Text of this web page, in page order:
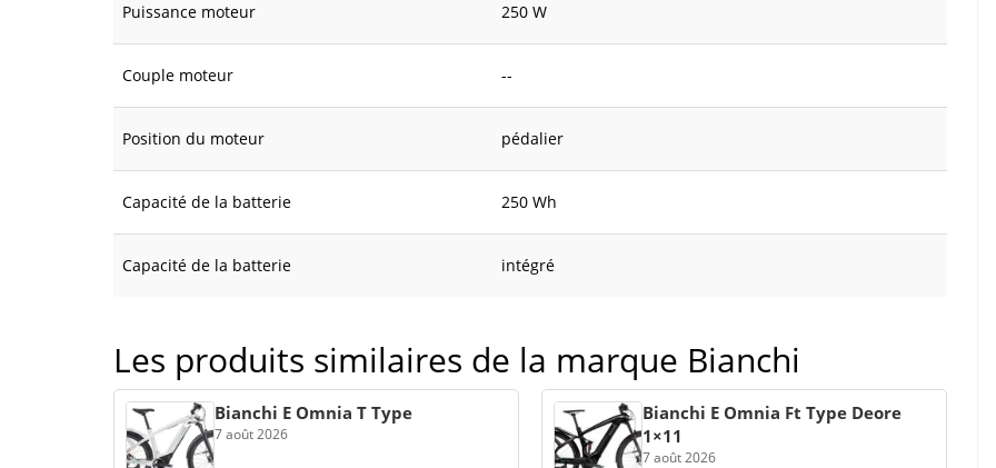
Puissance moteur 250 W
Couple moteur --
Position du moteur pédalier
Capacité de la batterie 250 Wh
Capacité de la batterie intégré
Les produits similaires de la marque Bianchi
Bianchi E Omnia T Type
7 août 2026
Bianchi E Omnia Ft Type Deore
1×11
7 août 2026